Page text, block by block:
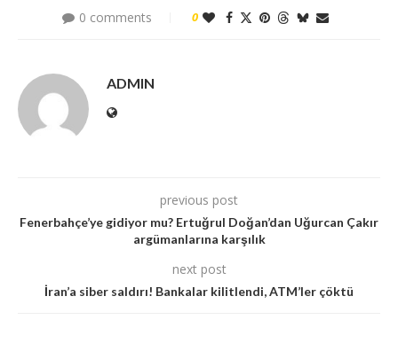
0 comments 0
ADMIN
previous post
Fenerbahçe’ye gidiyor mu? Ertuğrul Doğan’dan Uğurcan Çakır
argümanlarına karşılık
next post
İran’a siber saldırı! Bankalar kilitlendi, ATM’ler çöktü